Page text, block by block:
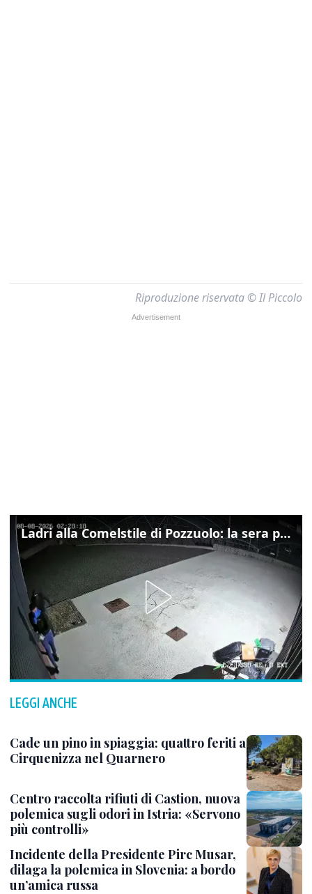
Riproduzione riservata © Il Piccolo
Ladri alla Comelstile di Pozzuolo: la sera prima il tentato furto a Buja, ecco le immagini
LEGGI ANCHE
Cade un pino in spiaggia: quattro feriti a
Cirquenizza nel Quarnero
Centro raccolta rifiuti di Castion, nuova
polemica sugli odori in Istria: «Servono
più controlli»
Incidente della Presidente Pirc Musar,
dilaga la polemica in Slovenia: a bordo
un’amica russa